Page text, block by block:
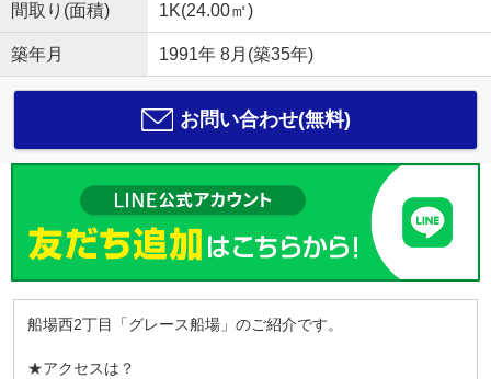
間取り(面積) 1K(24.00㎡)
築年月 1991年 8月(築35年)
お問い合わせ(無料)
船場西2丁目「グレース船場」のご紹介です。
★アクセスは？